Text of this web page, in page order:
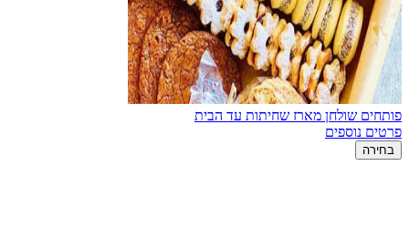
פותחים שולחן מארז שחיתות עד הבית
פרטים נוספים
בחירה